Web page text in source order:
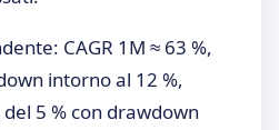
CAGR 1M ≈ 63 %,
intorno al 12 %,
5 % con drawdown